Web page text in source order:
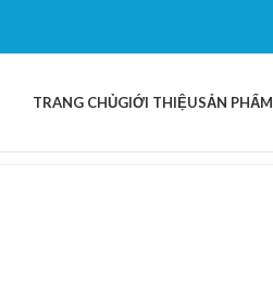
TRANG CHỦGIỚI THIỆUSẢN PHẨM